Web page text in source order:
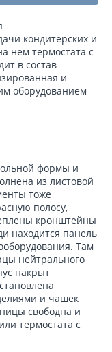
кондитерских и
нем термостата с
в состав
и
оборудованием
формы и
из листовой
тоже
полосу,
кронштейны
находится панель
Там
нейтрального
накрыт
и чашек
свободна и
термостата с